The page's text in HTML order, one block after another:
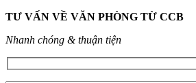
TƯ VẤN VỀ VĂN PHÒNG TỪ CCB
Nhanh chóng & thuận tiện